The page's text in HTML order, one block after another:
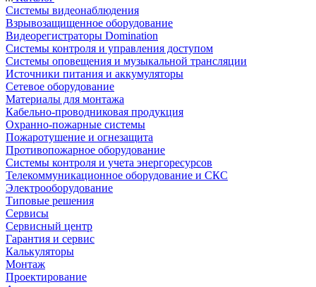
Системы видеонаблюдения
Взрывозащищенное оборудование
Видеорегистраторы Domination
Системы контроля и управления доступом
Системы оповещения и музыкальной трансляции
Источники питания и аккумуляторы
Сетевое оборудование
Материалы для монтажа
Кабельно-проводниковая продукция
Охранно-пожарные системы
Пожаротушение и огнезащита
Противопожарное оборудование
Системы контроля и учета энергоресурсов
Телекоммуникационное оборудование и СКС
Электрооборудование
Типовые решения
Сервисы
Сервисный центр
Гарантия и сервис
Калькуляторы
Монтаж
Проектирование